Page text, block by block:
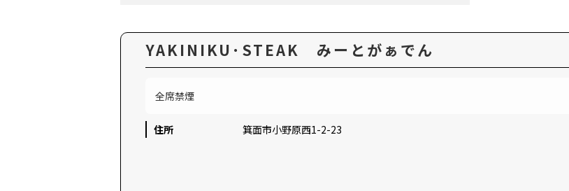
YAKINIKU･STEAK みーとがぁでん
全席禁煙
住所 箕面市小野原西1-2-23